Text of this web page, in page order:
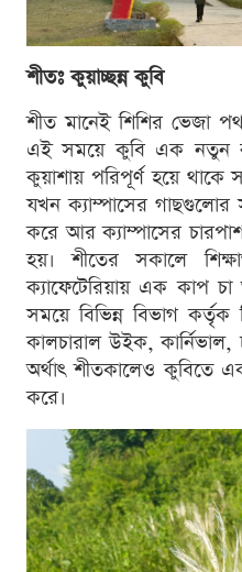
শীতঃ কুয়াচ্ছন্ন কুবি
শীত মানেই শিশির ভেজা
এই সময়ে কুবি এক নতুন
কুয়াশায় পরিপূর্ণ হয়ে থাকে
যখন ক্যাম্পাসের
করে আর ক্যাম্পাসের
হয়। শীতের সকালে
ক্যাফেটেরিয়ায় এক কাপ
সময়ে বিভিন্ন বিভাগ কর্তৃক
কালচারাল উইক,
অর্থাৎ শীতকালেও কুবিতে
করে।